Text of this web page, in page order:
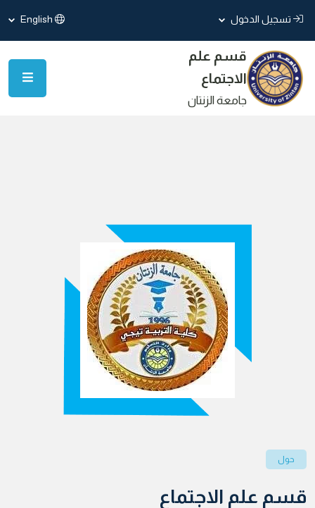
تسجيل الدخول English
قسم علم
الاجتماع
جامعة الزنتان
حول
قسم علم الاجتماع